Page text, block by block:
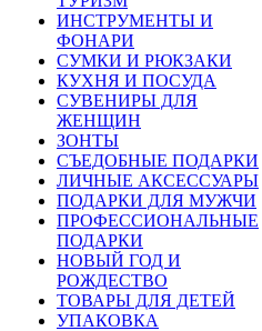
ИНСТРУМЕНТЫ И
ФОНАРИ
СУМКИ И РЮКЗАКИ
КУХНЯ И ПОСУДА
СУВЕНИРЫ ДЛЯ
ЖЕНЩИН
ЗОНТЫ
СЪЕДОБНЫЕ ПОДАРКИ
ЛИЧНЫЕ АКСЕССУАРЫ
ПОДАРКИ ДЛЯ МУЖЧИ
ПРОФЕССИОНАЛЬНЫЕ
ПОДАРКИ
НОВЫЙ ГОД И
РОЖДЕСТВО
ТОВАРЫ ДЛЯ ДЕТЕЙ
УПАКОВКА